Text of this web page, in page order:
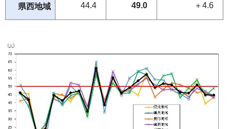
県西地域 44.4 49.0 ＋4.6